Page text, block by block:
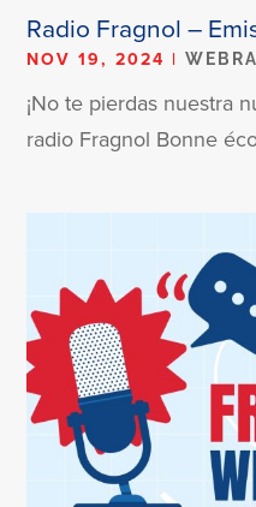
Radio Fragnol –
NOV 19, 2024 |
¡No te pierdas nuestra
radio Fragnol Bonne